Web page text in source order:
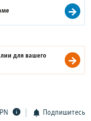
для вашего
Подпишитесь